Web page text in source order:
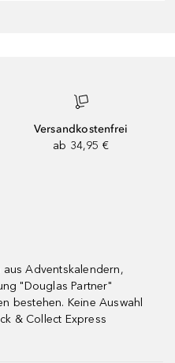
Versandkostenfrei
ab 34,95 €
Adventskalendern,
"Douglas Partner"
bestehen. Keine Auswahl
& Collect Express